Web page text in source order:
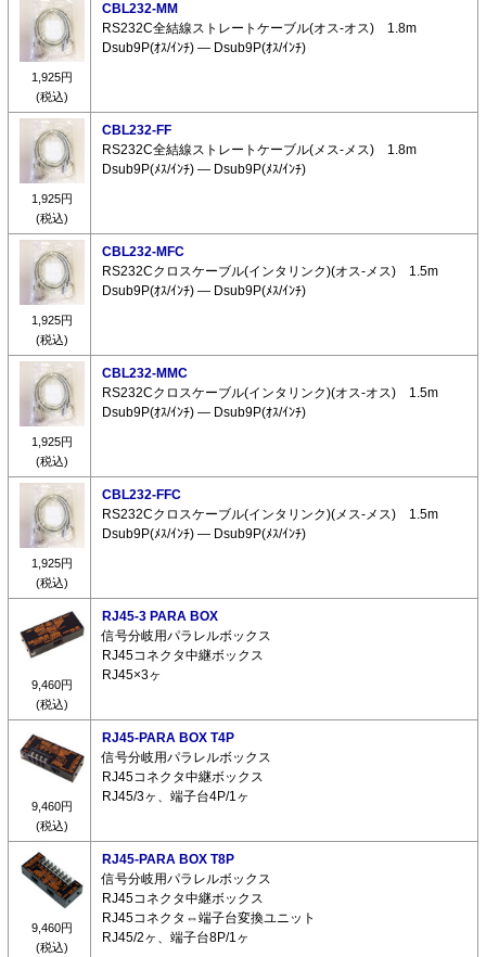
1,925円
(税込)
CBL232-MM
RS232C全結線ストレートケーブル(オス-オス) 1.8m
Dsub9P(ｵｽ/ｲﾝﾁ) ― Dsub9P(ｵｽ/ｲﾝﾁ)
1,925円
(税込)
CBL232-FF
RS232C全結線ストレートケーブル(メス-メス) 1.8m
Dsub9P(ﾒｽ/ｲﾝﾁ) ― Dsub9P(ﾒｽ/ｲﾝﾁ)
1,925円
(税込)
CBL232-MFC
RS232Cクロスケーブル(インタリンク)(オス-メス) 1.5m
Dsub9P(ｵｽ/ｲﾝﾁ) ― Dsub9P(ﾒｽ/ｲﾝﾁ)
1,925円
(税込)
CBL232-MMC
RS232Cクロスケーブル(インタリンク)(オス-オス) 1.5m
Dsub9P(ｵｽ/ｲﾝﾁ) ― Dsub9P(ｵｽ/ｲﾝﾁ)
1,925円
(税込)
CBL232-FFC
RS232Cクロスケーブル(インタリンク)(メス-メス) 1.5m
Dsub9P(ﾒｽ/ｲﾝﾁ) ― Dsub9P(ﾒｽ/ｲﾝﾁ)
9,460円
(税込)
RJ45-3 PARA BOX
信号分岐用パラレルボックス
RJ45コネクタ中継ボックス
RJ45×3ヶ
9,460円
(税込)
RJ45-PARA BOX T4P
信号分岐用パラレルボックス
RJ45コネクタ中継ボックス
RJ45/3ヶ、端子台4P/1ヶ
9,460円
(税込)
RJ45-PARA BOX T8P
信号分岐用パラレルボックス
RJ45コネクタ中継ボックス
RJ45コネクタ⇔端子台変換ユニット
RJ45/2ヶ、端子台8P/1ヶ